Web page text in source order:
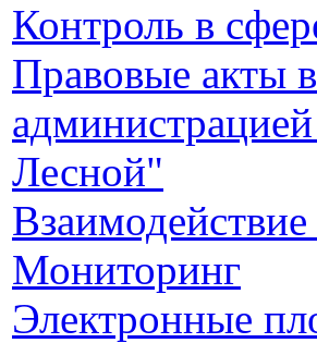
Контроль в
Правовые акты
Лесной"
Мониторинг
Электронные